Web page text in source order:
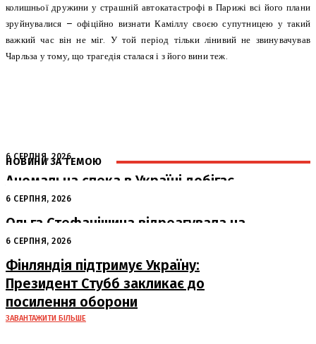
колишньої дружини у страшній автокатастрофі в Парижі всі його плани
зруйнувалися – офіційно визнати Каміллу своєю супутницею у такий
важкий час він не міг. У той період тільки лінивий не звинувачував
Чарльза у тому, що трагедія сталася і з його вини теж.
НОВИНИ ЗА ТЕМОЮ
6 СЕРПНЯ, 2026
Аномальна спека в Україні добігає
кінця: очікується похолодання
6 СЕРПНЯ, 2026
Ольга Стефанішина відреагувала на
підозри від НАБУ та САП
6 СЕРПНЯ, 2026
Фінляндія підтримує Україну:
Президент Стубб закликає до
посилення оборони
ЗАВАНТАЖИТИ БІЛЬШЕ